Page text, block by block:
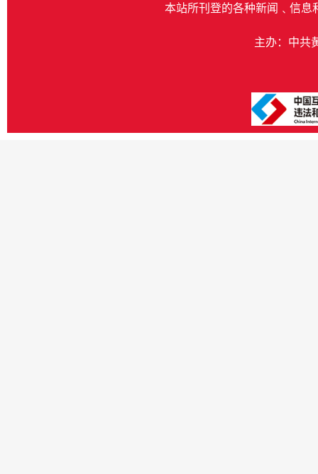
本站所刊登的各种新闻﹑信息
主办：中共